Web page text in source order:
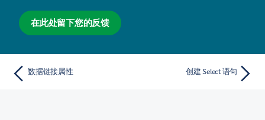
在此处留下您的反馈
数据链接属性 创建 Select 语句